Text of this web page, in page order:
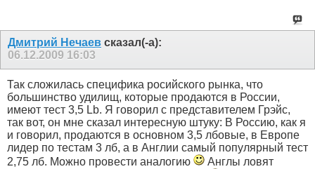
Дмитрий Нечаев сказал(-а):
06.12.2009 16:03
Так сложилась специфика росийского рынка, что
большинство удилищ, которые продаются в России,
имеют тест 3,5 Lb. Я говорил с представителем Грэйс,
так вот, он мне сказал интересную штуку: В Россию, как я
и говорил, продаются в основном 3,5 лбовые, в Европе
лидер по тестам 3 лб, а в Англии самый популярный тест
2,75 лб. Можно провести аналогию
Англы ловят